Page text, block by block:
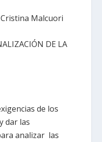
Malcuori
DE LA
de los
dar las
analizar las